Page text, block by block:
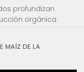
profundizan
orgánica
MAÍZ DE LA